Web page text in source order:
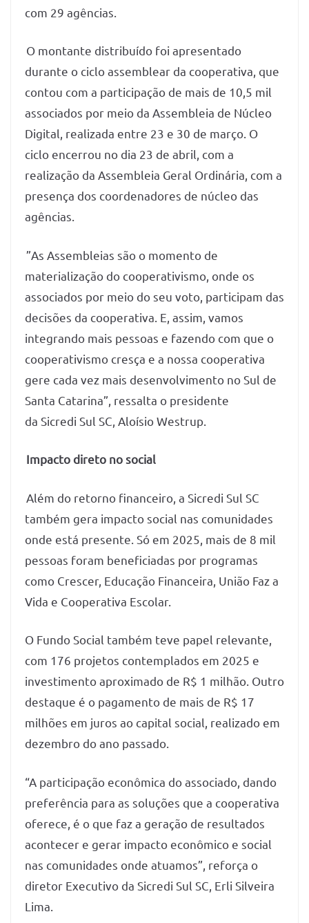
com 29 agências.
O montante distribuído foi apresentado
durante o ciclo assemblear da cooperativa, que
contou com a participação de mais de 10,5 mil
associados por meio da Assembleia de Núcleo
Digital, realizada entre 23 e 30 de março. O
ciclo encerrou no dia 23 de abril, com a
realização da Assembleia Geral Ordinária, com a
presença dos coordenadores de núcleo das
agências.
”As Assembleias são o momento de
materialização do cooperativismo, onde os
associados por meio do seu voto, participam das
decisões da cooperativa. E, assim, vamos
integrando mais pessoas e fazendo com que o
cooperativismo cresça e a nossa cooperativa
gere cada vez mais desenvolvimento no Sul de
Santa Catarina”, ressalta o presidente
da Sicredi Sul SC, Aloísio Westrup.
Impacto direto no social
Além do retorno financeiro, a Sicredi Sul SC
também gera impacto social nas comunidades
onde está presente. Só em 2025, mais de 8 mil
pessoas foram beneficiadas por programas
como Crescer, Educação Financeira, União Faz a
Vida e Cooperativa Escolar.
O Fundo Social também teve papel relevante,
com 176 projetos contemplados em 2025 e
investimento aproximado de R$ 1 milhão. Outro
destaque é o pagamento de mais de R$ 17
milhões em juros ao capital social, realizado em
dezembro do ano passado.
“A participação econômica do associado, dando
preferência para as soluções que a cooperativa
oferece, é o que faz a geração de resultados
acontecer e gerar impacto econômico e social
nas comunidades onde atuamos”, reforça o
diretor Executivo da Sicredi Sul SC, Erli Silveira
Lima.